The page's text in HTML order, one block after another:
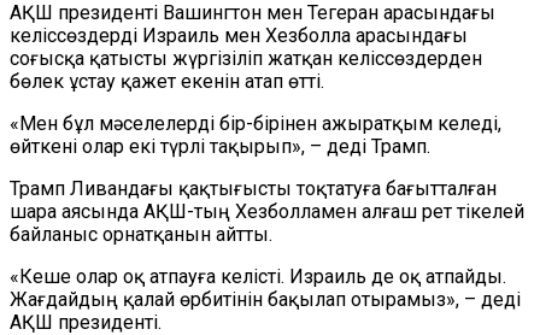
АҚШ президенті Вашингтон мен Тегеран арасындағы
келіссөздерді Израиль мен Хезболла арасындағы
соғысқа қатысты жүргізіліп жатқан келіссөздерден
бөлек ұстау қажет екенін атап өтті.
«Мен бұл мәселелерді бір-бірінен ажыратқым келеді,
өйткені олар екі түрлі тақырып», – деді Трамп.
Трамп Ливандағы қақтығысты тоқтатуға бағытталған
шара аясында АҚШ-тың Хезболламен алғаш рет тікелей
байланыс орнатқанын айтты.
«Кеше олар оқ атпауға келісті. Израиль де оқ атпайды.
Жағдайдың қалай өрбитінін бақылап отырамыз», – деді
АҚШ президенті.